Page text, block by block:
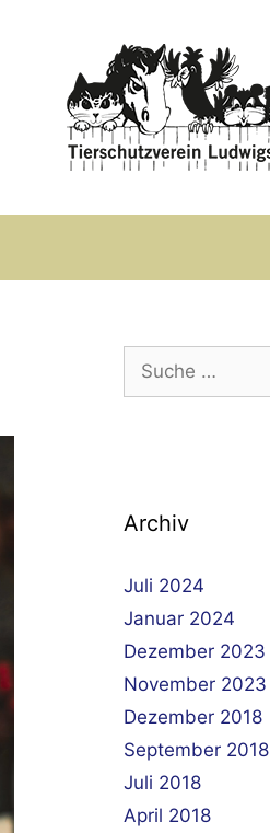
Suche
nach:
Archiv
Juli 2024
Januar 2024
Dezember 2023
November 2023
Dezember 2018
September 2018
Juli 2018
April 2018